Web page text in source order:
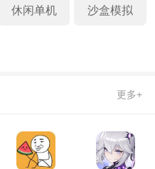
休闲单机 沙盒模拟
更多+